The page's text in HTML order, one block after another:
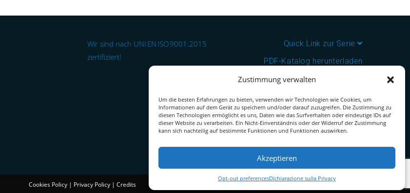
Zustimmung verwalten
Um die besten Erfahrungen zu bieten, verwenden wir Technologien wie Cookies, um
Informationen auf dem Gerät zu speichern und/oder darauf zuzugreifen. Die Zustimmung zu
diesen Technologien ermöglicht es uns, Daten wie das Surfverhalten oder eindeutige IDs auf
dieser Website zu verarbeiten. Ein Nicht-Einverständnis oder der Widerruf der Zustimmung
kann sich nachteilig auf bestimmte Funktionen und Funktionen auswirken.
Akzeptieren
Opt-out preferencesDichiarazione sulla Privacy
Wir sind nach UNI EN ISO 9001:2015
zertifiziert!
Quick Link zur Serie
PDF-Katalog herunterladen
Cookies Policy | Privacy Policy | Credits